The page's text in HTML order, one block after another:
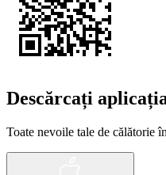
Descărcați
Toate nevoile tale de călătorie